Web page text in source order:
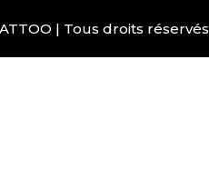
| Tous droits réservés